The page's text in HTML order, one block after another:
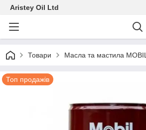
Aristey Oil Ltd
Товари Масла та мастила MOBIL
Топ продажів